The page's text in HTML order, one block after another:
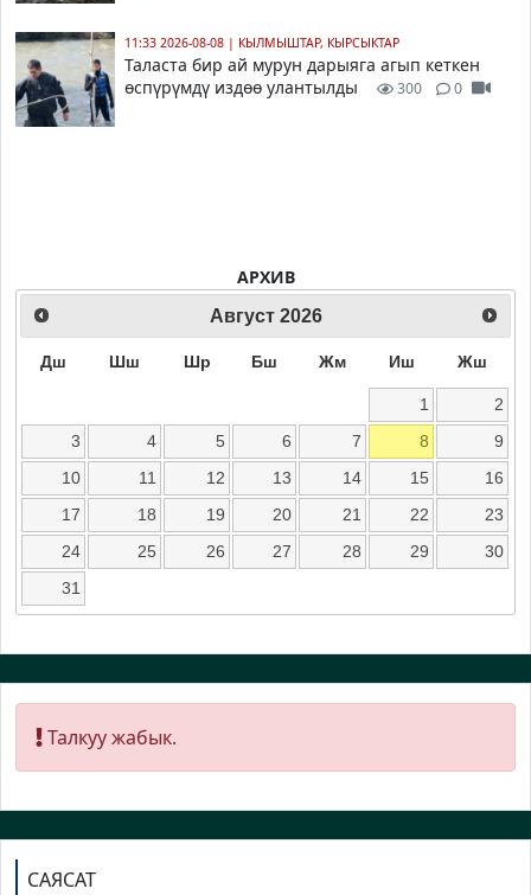
11:33 2026-08-08 | КЫЛМЫШТАР, КЫРСЫКТАР
Таласта бир ай мурун дарыяга агып кеткен
өспүрүмдү издөө улантылды
300 0
АРХИВ
Август 2026
Дш Шш Шр Бш Жм Иш Жш
1
2
3
4 5 6 7 8
9
10
11 12 13 14 15
16
17
18 19 20 21 22
23
24
25 26 27 28 29
30
31
Талкуу жабык.
САЯСАТ